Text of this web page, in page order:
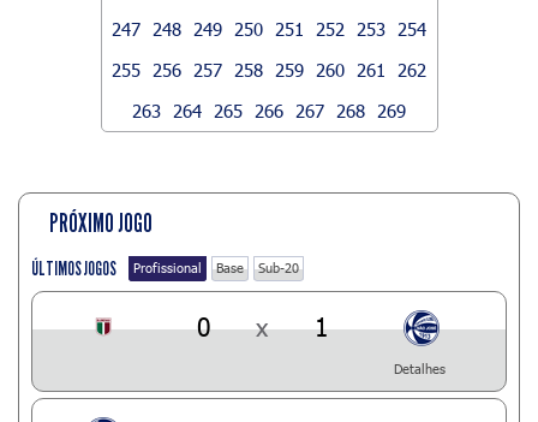
247
248 249 250 251 252 253
254
255
256 257 258 259 260 261
262
263
264 265 266 267 268 269
PRÓXIMO JOGO
ÚLTIMOS JOGOS Profissional Base Sub-20
0 x 1
Detalhes